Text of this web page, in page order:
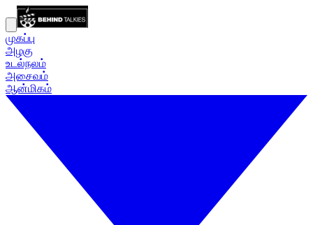
முகப்பு
அழகு
உடல்நலம்
அசைவம்
ஆன்மிகம்